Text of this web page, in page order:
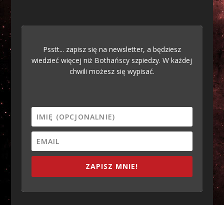
Psstt... zapisz się na newsletter, a będziesz
wiedzieć więcej niż Bothańscy szpiedzy. W każdej
chwili możesz się wypisać.
ZAPISZ MNIE!